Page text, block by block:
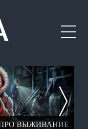
ВЫЖИВАНИЕ